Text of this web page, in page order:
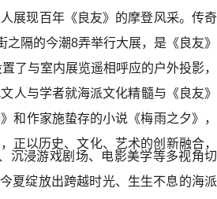
展现百年《良友》的摩登风采。传奇
隔的今潮8弄举行大展，是《良友》
了与室内展览遥相呼应的户外投影，
人与学者就海派文化精髓与《良友》
和作家施蛰存的小说《梅雨之夕》，
正以历史、文化、艺术的创新融合，
沉浸游戏剧场、电影美学等多视角切
夏绽放出跨越时光、生生不息的海派